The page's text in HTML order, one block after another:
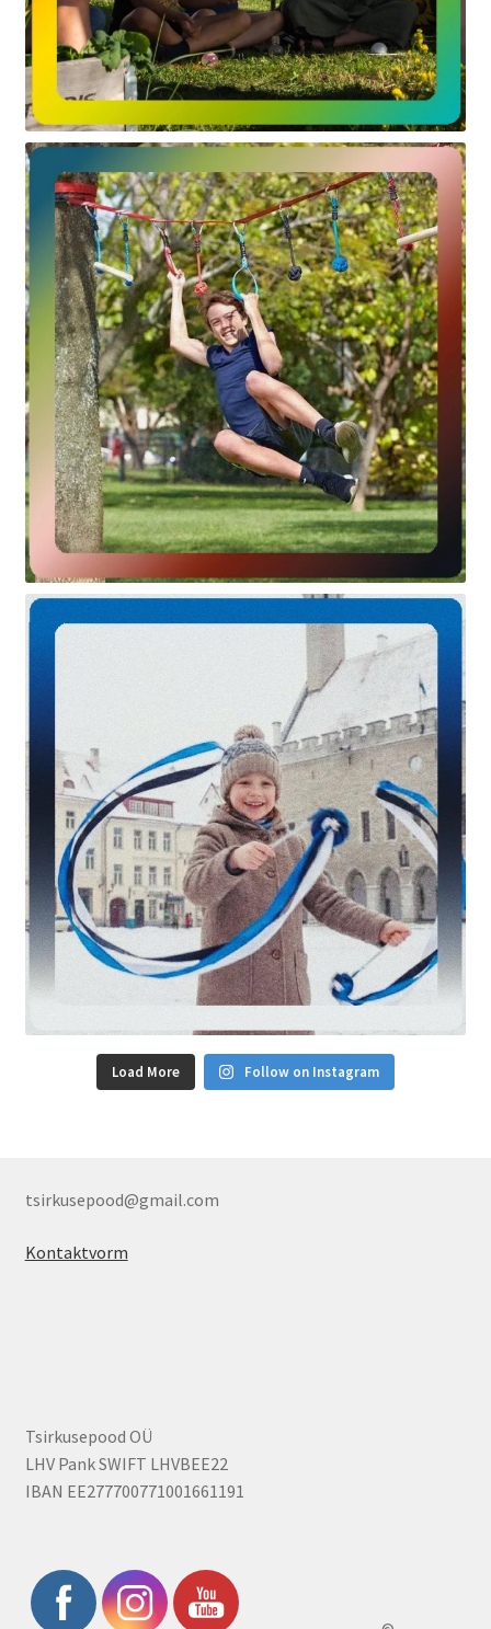
Load More Follow on Instagram
tsirkusepood@gmail.com
Kontaktvorm
Tsirkusepood OÜ
LHV Pank SWIFT LHVBEE22
IBAN EE277700771001661191